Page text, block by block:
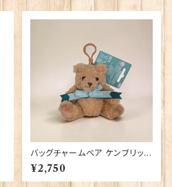
バッグチャームベア ケンブリッジ
大学 Elgate Products 904
28
¥2,750